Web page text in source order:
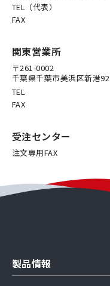
TEL（代表）
FAX
関東営業所
〒261-0002
千葉県千葉市美浜区新港92
TEL
FAX
受注センター
注文専用FAX
製品情報